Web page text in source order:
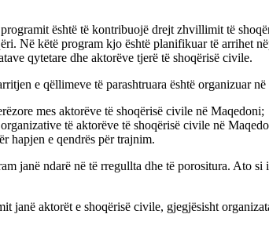
është të kontribuojë drejt zhvillimit të
Në këtë program kjo është planifikuar të arrihet
qytetare dhe aktorëve tjerë të shoqërisë civile.
e qëllimeve të parashtruara është organizuar
mes aktorëve të shoqërisë civile në Maqedoni;
të aktorëve të shoqërisë civile në
hapjen e qendrës për trajnim.
janë ndarë në të rregullta dhe të porositura. Ato
janë aktorët e shoqërisë civile, gjegjësisht